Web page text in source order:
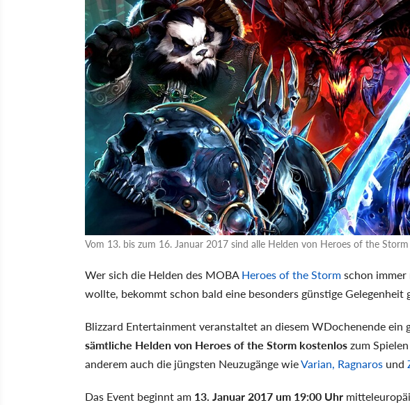
Vom 13. bis zum 16. Januar 2017 sind alle Helden von Heroes of the
Wer sich die Helden des MOBAHeroes of the Stormschon immer
wollte, bekommt schon bald eine besonders günstige Gelegenheit
Blizzard Entertainment veranstaltet an diesem WDochenende ein
sämtliche Helden von Heroes of the Storm kostenloszum
anderem auch die jüngsten Neuzugänge wieVarian, Ragnaros und
Das Event beginnt am 13. Januar 2017 um 19:00 Uhr